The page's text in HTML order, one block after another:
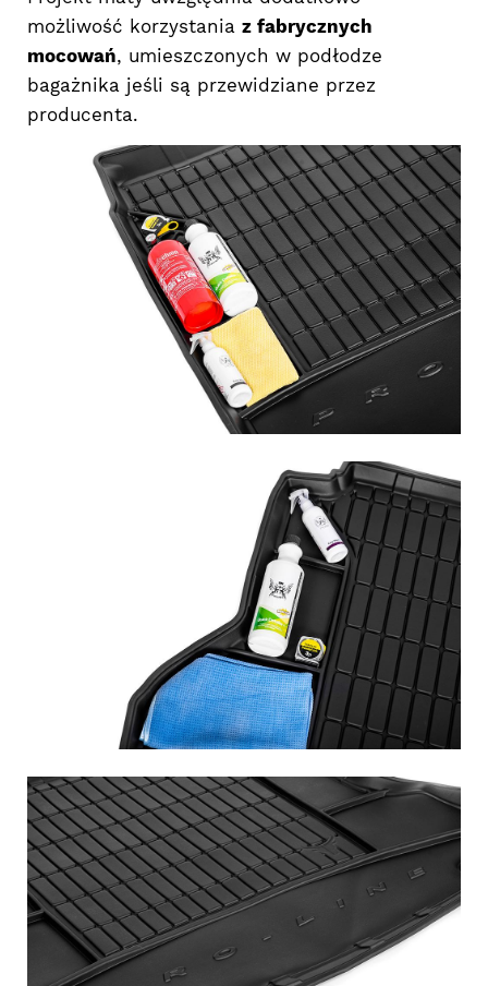
możliwość korzystania z fabrycznych
mocowań, umieszczonych w podłodze
bagażnika jeśli są przewidziane przez
producenta.